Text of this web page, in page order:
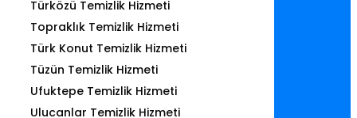
Türközü Temizlik Hizmeti
Topraklık Temizlik Hizmeti
Türk Konut Temizlik Hizmeti
Tüzün Temizlik Hizmeti
Ufuktepe Temizlik Hizmeti
Ulucanlar Temizlik Hizmeti